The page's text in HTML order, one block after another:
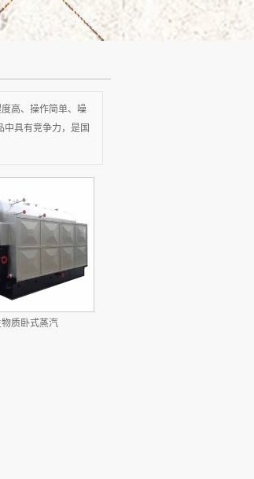
高、操作简单、噪
具有竞争力，是国
质卧式蒸汽